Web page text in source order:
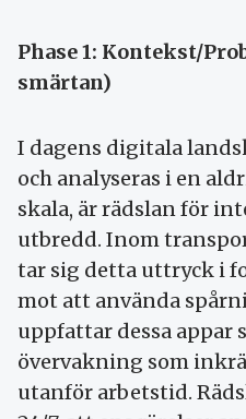
Phase 1: Kontekst/
smärtan)
I dagens digitala
och analyseras i en
skala, är rädslan för
utbredd. Inom
tar sig detta uttryck i
mot att använda
uppfattar dessa appar
övervakning som
utanför arbetstid.